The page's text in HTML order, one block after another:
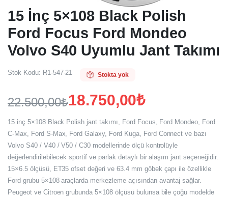
15 İnç 5×108 Black Polish
Ford Focus Ford Mondeo
Volvo S40 Uyumlu Jant Takımı
Stok Kodu: R1-547-21 Stokta yok
22.500,00₺
Orijinal
fiyat:
22.500,00₺.
18.750,00₺
Şu
andaki
fiyat:
18.750,00₺.
15 inç 5×108 Black Polish jant takımı, Ford Focus, Ford Mondeo, Ford
C-Max, Ford S-Max, Ford Galaxy, Ford Kuga, Ford Connect ve bazı
Volvo S40 / V40 / V50 / C30 modellerinde ölçü kontrolüyle
değerlendirilebilecek sportif ve parlak detaylı bir alaşım jant seçeneğidir.
15×6.5 ölçüsü, ET35 ofset değeri ve 63.4 mm göbek çapı ile özellikle
Ford grubu 5×108 araçlarda merkezleme açısından avantaj sağlar.
Peugeot ve Citroen grubunda 5×108 ölçüsü bulunsa bile çoğu modelde